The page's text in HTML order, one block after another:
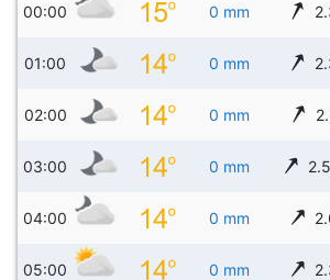
00:00 0 mm
01:00 0 mm
02:00 0 mm
03:00 0 mm
04:00 0 mm
05:00 0 mm